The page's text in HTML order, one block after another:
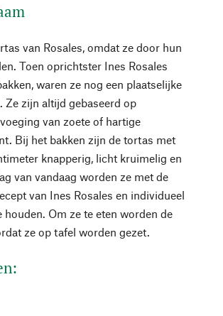
van Rosales, omdat ze door hun
Toen oprichtster Ines Rosales
waren ze nog een plaatselijke
Ze zijn altijd gebaseerd op
van zoete of hartige
Bij het bakken zijn de tortas met
knapperig, licht kruimelig en
van vandaag worden ze met de
van Ines Rosales en individueel
Om ze te eten worden de
ze op tafel worden gezet.